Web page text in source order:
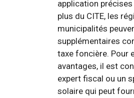
application précises
plus du CITE, les
municipalités
supplémentaires
taxe foncière. Pour
avantages, il est
expert fiscal ou un
solaire qui peut